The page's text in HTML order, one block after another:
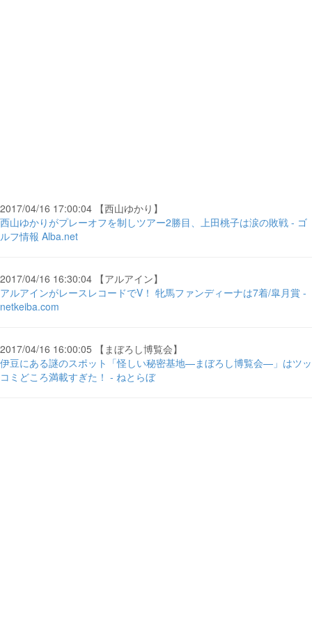
2017/04/16 17:00:04 【西山ゆかり】
西山ゆかりがプレーオフを制しツアー2勝目、上田桃子は涙の敗戦 - ゴ
ルフ情報 Alba.net
2017/04/16 16:30:04 【アルアイン】
アルアインがレースレコードでV！ 牝馬ファンディーナは7着/皐月賞 -
netkeiba.com
2017/04/16 16:00:05 【まぼろし博覧会】
伊豆にある謎のスポット「怪しい秘密基地—まぼろし博覧会—」はツッ
コミどころ満載すぎた！ - ねとらぼ